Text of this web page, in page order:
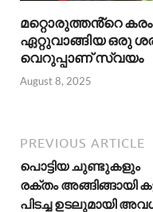
മറ്റൊരുത്തൻ്റെ
ഏറ്റുവാങ്ങിയ ഒരു
വെറുപ്പാണ് സ്വയം
August 8, 2025
PREVIOUS ARTICLE
പൊട്ടിയ ചുണ്ടുകളും
രക്തം അങ്ങിങ്ങായി
പിടച്ച ഉടലുമായി